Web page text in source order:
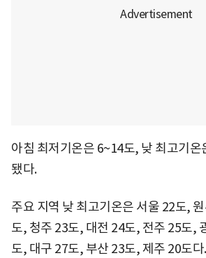
아침 최저기온은 6~14도, 낮 최고기
됐다.
주요 지역 낮 최고기온은 서울 22도,
도, 청주 23도, 대전 24도, 전주 25도,
도, 대구 27도, 부산 23도, 제주 20도다.